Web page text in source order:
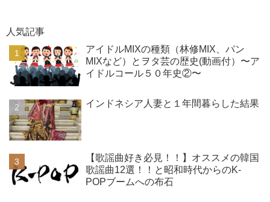
人気記事
アイドルMIXの種類（林修MIX、パン
MIXなど）とヲタ芸の歴史(動画付）〜ア
イドルコール５０年史②〜
インドネシア人妻と１年間暮らした結果
【歌謡曲好き必見！！】オススメの韓国
歌謡曲12選！！と昭和時代からのK-
POPブームへの布石